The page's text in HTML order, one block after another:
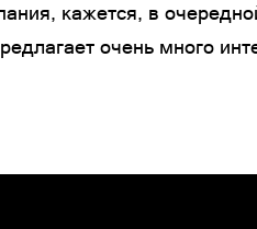
кажется, в
очень много